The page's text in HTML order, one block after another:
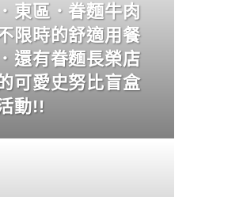
東區．眷麵牛肉
限時的舒適用餐
還有眷麵長榮店
可愛史努比盲盒
動!!